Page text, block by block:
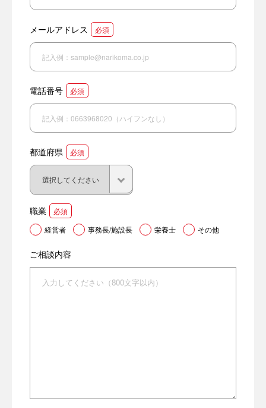
メールアドレス 必須
電話番号 必須
都道府県 必須
職業
必須
経営者
事務長/施設長 栄養士 その他
ご相談内容